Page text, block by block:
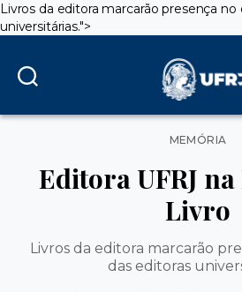
Livros da editora marcarão presença
universitárias.">
MEMÓRIA
Editora UFRJ
Livro
Livros da editora marcarão
das editoras